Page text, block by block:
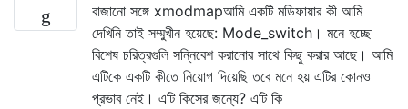
বাজানো সঙ্গে xmodmapআমি একটি মডিফায়ার কী আমি
দেখিনি তাই সম্মুখীন হয়েছে: Mode_switch। মনে হচ্ছে
বিশেষ চরিত্রগুলি সন্নিবেশ করানোর সাথে কিছু করার আছে। আমি
এটিকে একটি কীতে নিয়োগ দিয়েছি তবে মনে হয় এটির কোনও
প্রভাব নেই। এটি কিসের জন্যে? এটি কি